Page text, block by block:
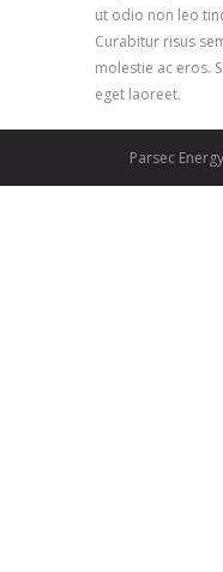
ut odio non leo
Curabitur risus
molestie ac eros.
eget laoreet.
Parsec